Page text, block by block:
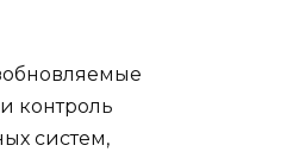
контроль
систем,